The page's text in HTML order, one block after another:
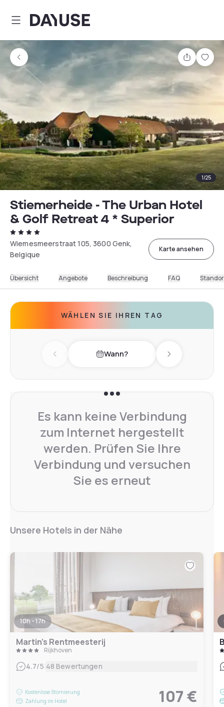
Dayuse
Teilen
1/25
Stiemerheide - The Urban Hotel
& Golf Retreat 4 * Superior
Wiemesmeerstraat 105, 3600 Genk,
Belgique
Karte ansehen
Übersicht Angebote Beschreibung FAQ
WÄHLEN SIE IHREN TAG
Previous day Wann? Next day
Es kann keine Verbindung
zum Internet hergestellt
werden. Prüfen Sie Ihre
Verbindung und versuchen
Sie es erneut
Unsere Hotels in der Nähe
10h - 17h
Martin’s Rentmeesterij
Rijkhoven
4.7/5 48 Bewertungen
Kostenlose Stornierung
Zahlung im Hotel
107 €